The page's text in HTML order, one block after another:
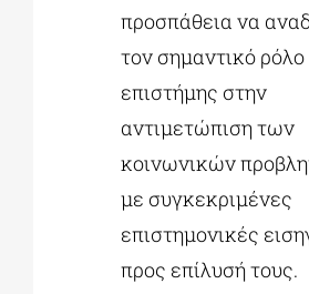
προσπάθεια να
τον σημαντικό
επιστήμης στην
αντιμετώπιση των
κοινωνικών
με συγκεκριμένες
επιστημονικές
προς επίλυσή τους.